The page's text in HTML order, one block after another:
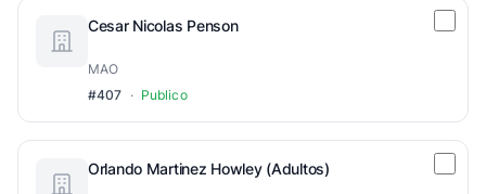
Cesar Nicolas Penson
MAO
#407 · Publico
Orlando Martinez Howley (Adultos)